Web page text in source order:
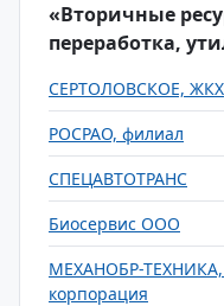
«Вторичные
переработка,
СЕРТОЛОВСКОЕ, ЖКХ
РОСРАО, филиал
СПЕЦАВТОТРАНС
Биосервис ООО
МЕХАНОБР-ТЕХНИКА,
корпорация